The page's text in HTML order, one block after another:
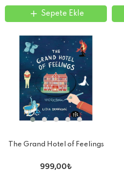
Sepete Ekle
The Grand Hotel of Feelings
999,00₺